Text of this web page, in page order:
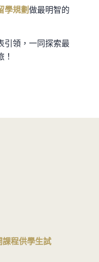
學規劃做最明智的
引領，一同探索最
課程供學生試